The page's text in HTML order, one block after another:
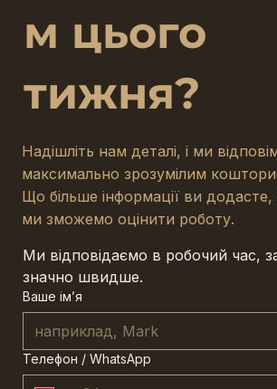
м цього
тижня?
Надішліть нам деталі, і ми
максимально зрозумілим
Що більше інформації ви
ми зможемо оцінити роботу.
Ми відповідаємо в робочий час,
значно швидше.
Ваше ім’я
Телефон / WhatsApp